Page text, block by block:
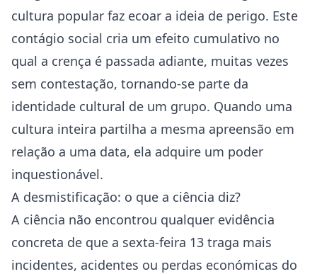
cultura popular faz ecoar a ideia de perigo. Este
contágio social cria um efeito cumulativo no
qual a crença é passada adiante, muitas vezes
sem contestação, tornando-se parte da
identidade cultural de um grupo. Quando uma
cultura inteira partilha a mesma apreensão em
relação a uma data, ela adquire um poder
inquestionável.
A desmistificação: o que a ciência diz?
A ciência não encontrou qualquer evidência
concreta de que a sexta-feira 13 traga mais
incidentes, acidentes ou perdas económicas do